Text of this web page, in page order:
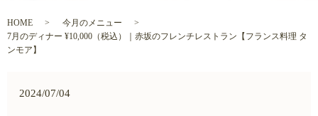
HOME
今月のメニュー
7月のディナー ¥10,000（税込）｜赤坂のフレンチレストラン【フランス料理 タ
ンモア】
2024/07/04